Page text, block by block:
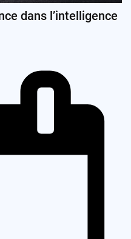
dans l’intelligence